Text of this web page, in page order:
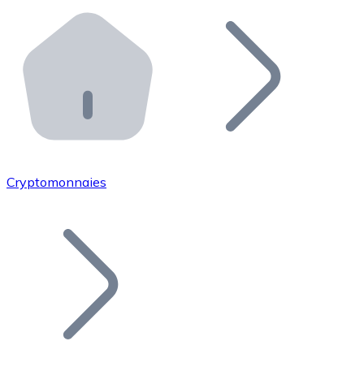
Distributeurs automatiques Bitnovo
Intégrez un ATM Bitnovo dans votre entreprise et
API Bitnovo
Intégrez notre API dans votre écosystème.
Rejoignez notre réseau de distributeurs et
Ajoutez le token de votre projet à notre service
Cryptomonnaies